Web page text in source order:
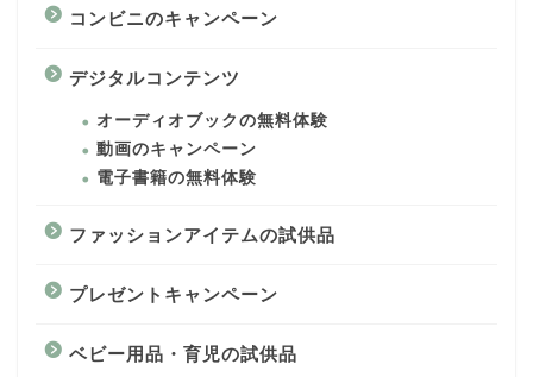
コンビニのキャンペーン
デジタルコンテンツ
オーディオブックの無料体験
動画のキャンペーン
電子書籍の無料体験
ファッションアイテムの試供品
プレゼントキャンペーン
ベビー用品・育児の試供品